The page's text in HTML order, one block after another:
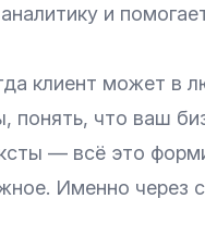
и
клиент может в
понять, что ваш
— всё это
Именно через